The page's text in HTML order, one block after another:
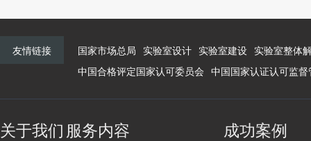
友情链接 国家市场总局 实验室设计 实验室建设 实验室整体
中国合格评定国家认可委员会 中国国家认证认可监
关于我们 服务内容 成功案例